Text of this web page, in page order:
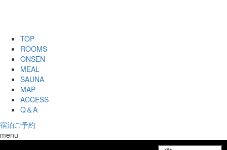
TOP
ROOMS
ONSEN
MEAL
SAUNA
MAP
ACCESS
Q＆A
宿泊ご予約
menu